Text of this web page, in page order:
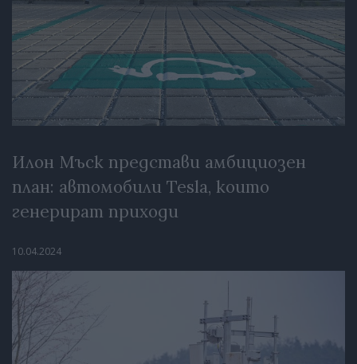
Илон Мъск представи амбициозен
план: автомобили Tesla, които
генерират приходи
10.04.2024